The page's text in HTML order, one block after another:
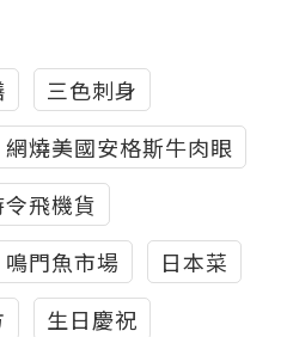
三色刺身
網燒美國安格斯牛肉眼
令飛機貨
鳴門魚市場
日本菜
生日慶祝